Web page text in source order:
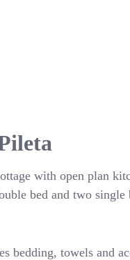
with open plan
bed and two
bedding, towels and